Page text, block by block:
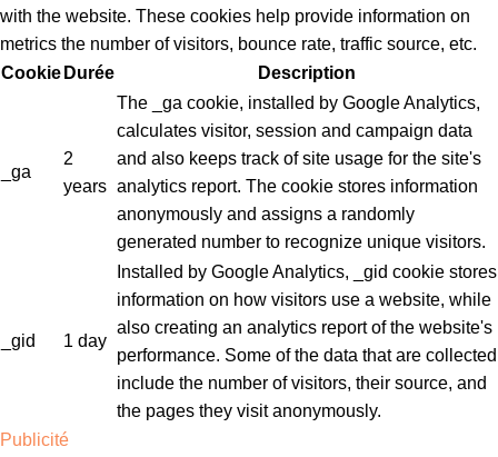
with the website. These cookies help provide information on
metrics the number of visitors, bounce rate, traffic source, etc.
Cookie Durée Description
_ga
2
years
The _ga cookie, installed by Google Analytics,
calculates visitor, session and campaign data
and also keeps track of site usage for the site's
analytics report. The cookie stores information
anonymously and assigns a randomly
generated number to recognize unique visitors.
_gid 1 day
Installed by Google Analytics, _gid cookie stores
information on how visitors use a website, while
also creating an analytics report of the website's
performance. Some of the data that are collected
include the number of visitors, their source, and
the pages they visit anonymously.
Publicité